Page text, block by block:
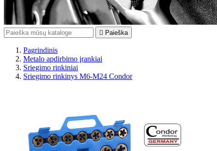
 Paieška
Pagrindinis
Metalo apdirbimo įrankiai
Sriegimo rinkiniai
Sriegimo rinkinys M6-M24 Condor